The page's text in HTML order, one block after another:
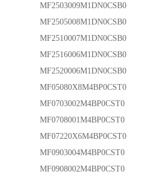
MF2503009M1DN0CSB0
MF2505008M1DN0CSB0
MF2510007M1DN0CSB0
MF2516006M1DN0CSB0
MF2520006M1DN0CSB0
MF05080X8M4BP0CST0
MF0703002M4BP0CST0
MF0708001M4BP0CST0
MF07220X6M4BP0CST0
MF0903004M4BP0CST0
MF0908002M4BP0CST0